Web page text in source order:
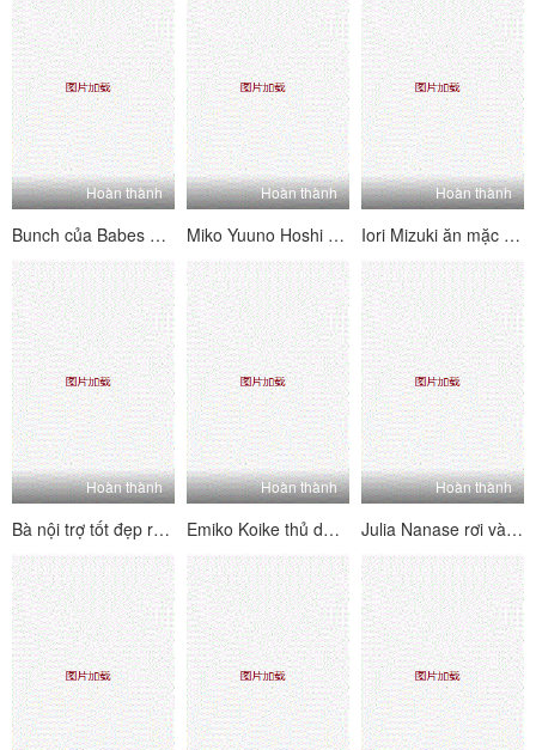
Hoàn thành
Bunch của Babes Nhật Bản dễ thương vui chơi chơi bóng chuyền trên bãi biển
Hoàn thành
Miko Yuuno Hoshi dễ thương thủ dâm sau khi dọn dẹp
Hoàn thành
Iori Mizuki ăn mặc như một người giúp việc và làm hài lòng bậc thầy trẻ của mình
Hoàn thành
Bà nội trợ tốt đẹp ryo mút trong một cửa hàng tình dục
Hoàn thành
Emiko Koike thủ dâm trong khi nghĩ về con trai của cô ấy
Hoàn thành
Julia Nanase rơi vào một tình huống dính trong khi bán một căn hộ